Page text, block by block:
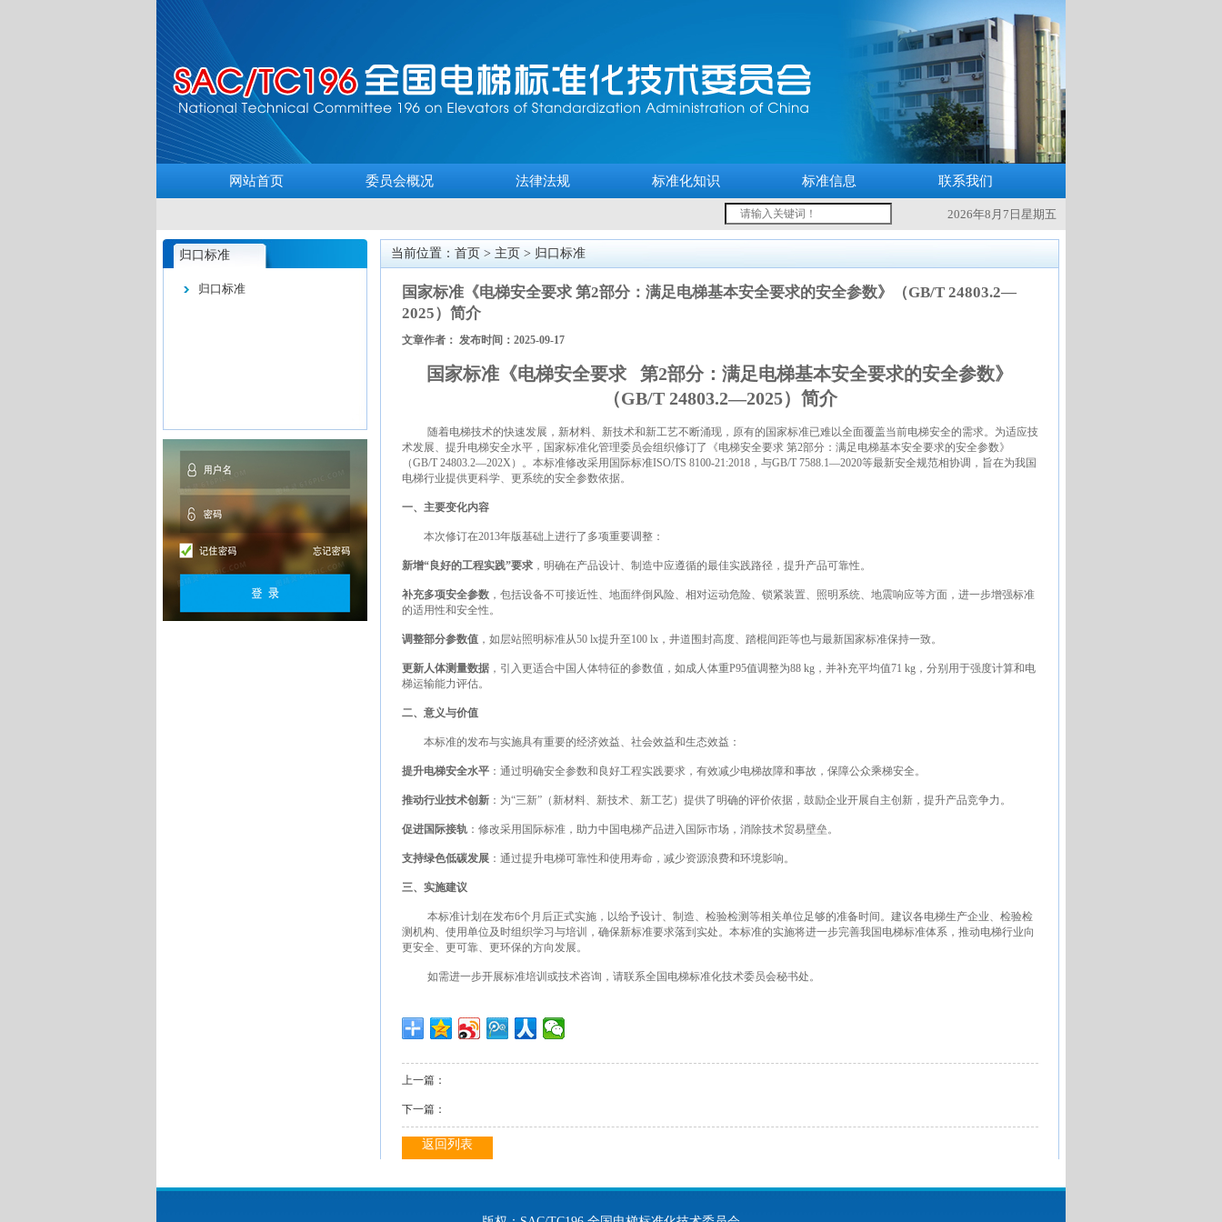
网站首页 委员会概况 法律法规 标准化知识 标准信息 联系我们
2026年8月7日星期五
归口标准
归口标准
当前位置：首页 > 主页 > 归口标准
国家标准《电梯安全要求 第2部分：满足电梯基本安全要求的安全参数》（GB/T 24803.2—
2025）简介
文章作者： 发布时间：2025-09-17
国家标准《电梯安全要求 第2部分：满足电梯基本安全要求的安全参数》
（GB/T 24803.2—2025）简介
随着电梯技术的快速发展，新材料、新技术和新工艺不断涌现，原有的国家标准已难以全面覆盖当前电梯安全的需求。为适应技
术发展、提升电梯安全水平，国家标准化管理委员会组织修订了《电梯安全要求 第2部分：满足电梯基本安全要求的安全参数》
（GB/T 24803.2—202X）。本标准修改采用国际标准ISO/TS 8100-21:2018，与GB/T 7588.1—2020等最新安全规范相协调，旨在为我国
电梯行业提供更科学、更系统的安全参数依据。
一、主要变化内容
本次修订在2013年版基础上进行了多项重要调整：
新增“良好的工程实践”要求，明确在产品设计、制造中应遵循的最佳实践路径，提升产品可靠性。
补充多项安全参数，包括设备不可接近性、地面绊倒风险、相对运动危险、锁紧装置、照明系统、地震响应等方面，进一步增强标准
的适用性和安全性。
调整部分参数值，如层站照明标准从50 lx提升至100 lx，井道围封高度、踏棍间距等也与最新国家标准保持一致。
更新人体测量数据，引入更适合中国人体特征的参数值，如成人体重P95值调整为88 kg，并补充平均值71 kg，分别用于强度计算和电
梯运输能力评估。
二、意义与价值
本标准的发布与实施具有重要的经济效益、社会效益和生态效益：
提升电梯安全水平：通过明确安全参数和良好工程实践要求，有效减少电梯故障和事故，保障公众乘梯安全。
推动行业技术创新：为“三新”（新材料、新技术、新工艺）提供了明确的评价依据，鼓励企业开展自主创新，提升产品竞争力。
促进国际接轨：修改采用国际标准，助力中国电梯产品进入国际市场，消除技术贸易壁垒。
支持绿色低碳发展：通过提升电梯可靠性和使用寿命，减少资源浪费和环境影响。
三、实施建议
本标准计划在发布6个月后正式实施，以给予设计、制造、检验检测等相关单位足够的准备时间。建议各电梯生产企业、检验检
测机构、使用单位及时组织学习与培训，确保新标准要求落到实处。本标准的实施将进一步完善我国电梯标准体系，推动电梯行业向
更安全、更可靠、更环保的方向发展。
如需进一步开展标准培训或技术咨询，请联系全国电梯标准化技术委员会秘书处。
上一篇：
下一篇：
返回列表